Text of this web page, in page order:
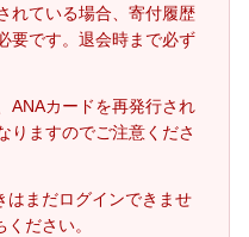
れている場合、寄付履歴
要です。退会時まで必ず
ANAカードを再発行され
りますのでご注意くださ
はまだログインできませ
ださい。